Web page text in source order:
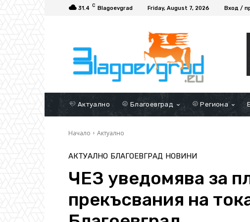
31.4 C Blagoevgrad Friday, August 7, 2026 Вход /
Актуално Благоевград Региона
Начало Актуално
АКТУАЛНО БЛАГОЕВГРАД НОВИНИ
ЧЕЗ уведомява за
прекъсвания на